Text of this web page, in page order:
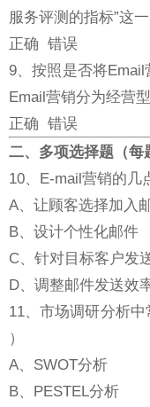
服务评测的指标”这一
正确 错误
9、按照是否将Email
Email营销分为经营
正确 错误
二、多项选择题（每
10、E-mail营销的几
A、让顾客选择加入
B、设计个性化邮件
C、针对目标客户发
D、调整邮件发送效
11、市场调研分析
）
A、SWOT分析
B、PESTEL分析